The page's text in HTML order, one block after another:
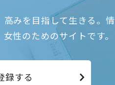
みを目指して生きる。情
性のためのサイトです。
録する